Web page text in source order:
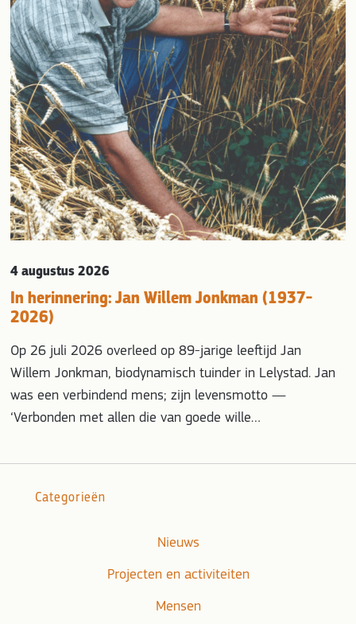
In herinnering: Jan Willem Jonkman (1937-
2026)
4 augustus 2026
Op 26 juli 2026 overleed op 89-jarige leeftijd Jan
Willem Jonkman, biodynamisch tuinder in Lelystad. Jan
was een verbindend mens; zijn levensmotto —
‘Verbonden met allen die van goede wille…
Categorieën
Nieuws
Projecten en activiteiten
Mensen